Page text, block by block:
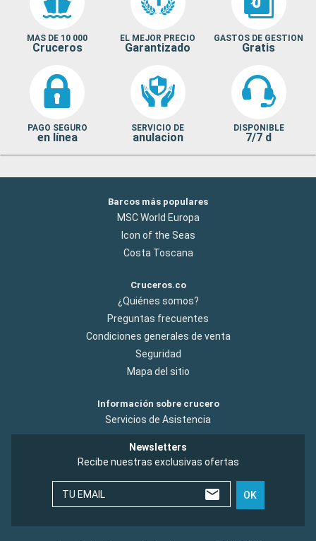
MAS DE 10 000
Cruceros
EL MEJOR PRECIO
Garantizado
GASTOS DE GESTION
Gratis
PAGO SEGURO
en línea
SERVICIO DE
anulacion
DISPONIBLE
7/7 d
Barcos más populares
MSC World Europa
Icon of the Seas
Costa Toscana
Cruceros.co
¿Quiénes somos?
Preguntas frecuentes
Condiciones generales de venta
Seguridad
Mapa del sitio
Información sobre crucero
Servicios de Asistencia
Newsletters
Recibe nuestras exclusivas ofertas
TU EMAIL OK